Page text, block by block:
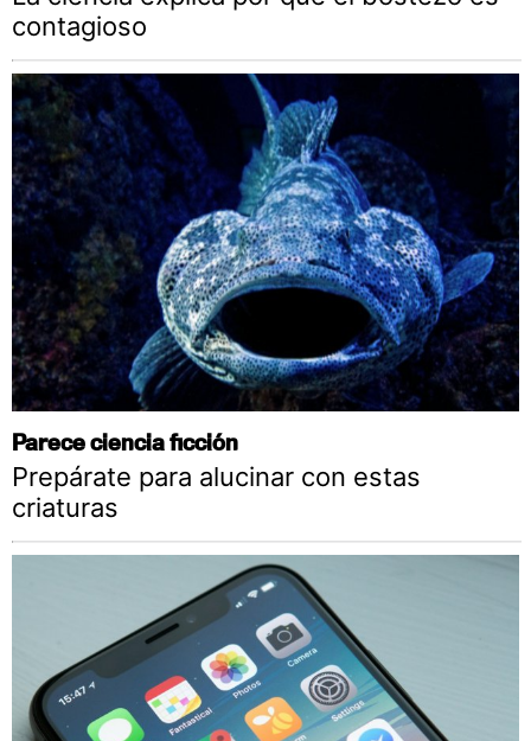
contagioso
Parece ciencia ficción
Prepárate para alucinar con estas
criaturas